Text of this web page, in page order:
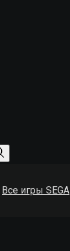
Все игры SEGA